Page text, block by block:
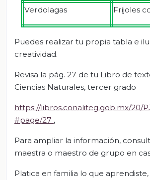
Verdolagas Frijoles
Puedes realizar tu propia tabla e
creatividad.
Revisa la pág. 27 de tu Libro de
Ciencias Naturales, tercer grado
https://libros.conaliteg.gob.mx/20/
#page/27 ,
Para ampliar la información,
maestra o maestro de grupo en
Platica en familia lo que